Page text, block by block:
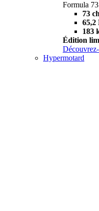
Formula 73
73 ch
65,2
183
Édition
Hypermotard